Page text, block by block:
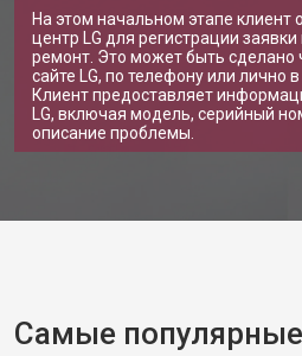
На этом начальном этапе клиент
центр LG для регистрации
ремонт. Это может быть сделано
сайте LG, по телефону или лично
Клиент предоставляет
LG, включая модель, серийный
описание проблемы.
Самые